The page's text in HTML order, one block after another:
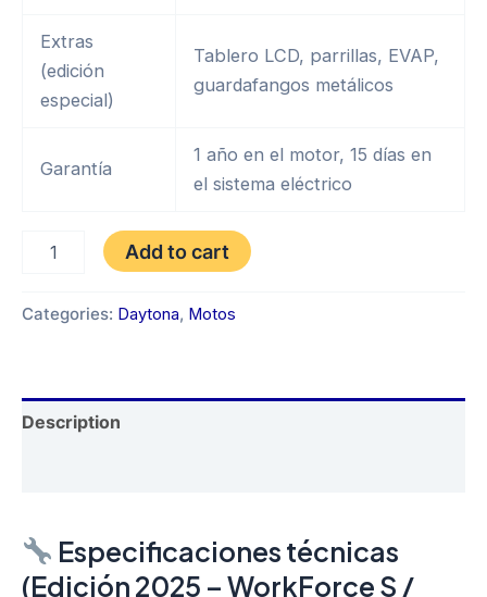
Extras
(edición
especial)
Tablero LCD, parrillas, EVAP,
guardafangos metálicos
Garantía
1 año en el motor, 15 días en
el sistema eléctrico
EAGLE
Add to cart
Categories: Daytona, Motos
Description
Especificaciones técnicas
(Edición 2025 – WorkForce S /